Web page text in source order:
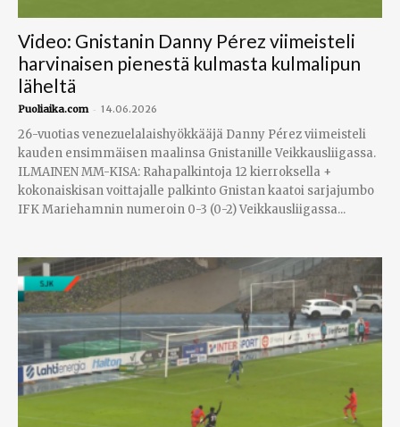
Video: Gnistanin Danny Pérez viimeisteli
harvinaisen pienestä kulmasta kulmalipun
läheltä
Puoliaika.com - 14.06.2026
26-vuotias venezuelalaishyökkääjä Danny Pérez viimeisteli
kauden ensimmäisen maalinsa Gnistanille Veikkausliigassa.
ILMAINEN MM-KISA: Rahapalkintoja 12 kierroksella +
kokonaiskisan voittajalle palkinto Gnistan kaatoi sarjajumbo
IFK Mariehamnin numeroin 0-3 (0-2) Veikkausliigassa...